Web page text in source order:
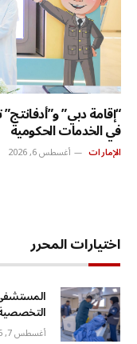
“إقامة دبي”
في الخدمات الحكومية
الإمارات أغسطس 6, 2026
اختيارات المحرر
المستشفى
أغسطس 7, 2026